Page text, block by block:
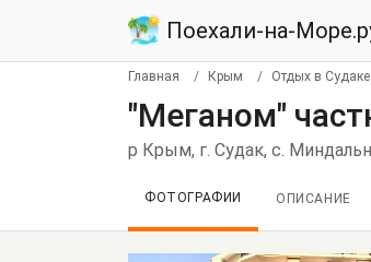
Поехали-на-
Главная Крым Отдых в Судаке
"Меганом"
р Крым, г. Судак, с.
ФОТОГРАФИИ ОПИСАНИЕ